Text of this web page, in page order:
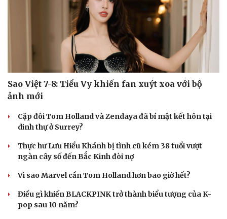
Tư vấn
Săn Tour
check-in
Câu chuyện thời sự
Đọc truyện đêm khuya
Cửa sổ tình yêu
Hạt giống tâm hồn
Sao Việt 7-8: Tiểu Vy khiến fan xuýt xoa với bộ
ảnh mới
Cặp đôi Tom Holland và Zendaya đã bí mật kết hôn tại
dinh thự ở Surrey?
Thực hư Lưu Hiểu Khánh bị tình cũ kém 38 tuổi vượt
ngàn cây số đến Bắc Kinh đòi nợ
Vì sao Marvel cần Tom Holland hơn bao giờ hết?
Điều gì khiến BLACKPINK trở thành biểu tượng của K-
pop sau 10 năm?